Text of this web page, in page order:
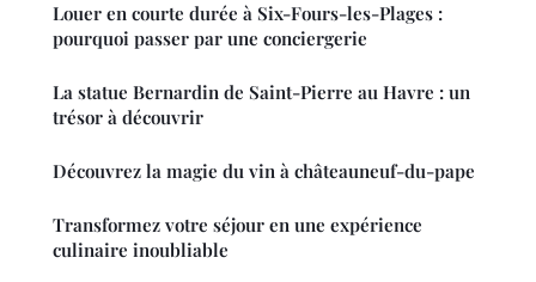
Louer en courte durée à Six-Fours-les-Plages :
pourquoi passer par une conciergerie
La statue Bernardin de Saint-Pierre au Havre : un
trésor à découvrir
Découvrez la magie du vin à châteauneuf-du-pape
Transformez votre séjour en une expérience
culinaire inoubliable